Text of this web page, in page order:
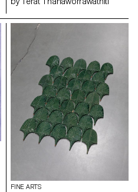
FINE ARTS